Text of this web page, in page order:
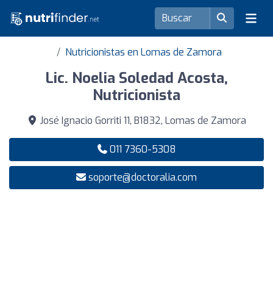
Nutricionistas en Lomas de Zamora
Lic. Noelia Soledad Acosta,
Nutricionista
José Ignacio Gorriti 11, B1832, Lomas de Zamora
011 7360-5308
soporte@doctoralia.com